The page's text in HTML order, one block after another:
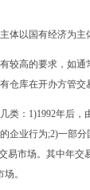
体以国有经济为主
较高的要求，如
仓库在开办方管交
类：1)1992年后
企业行为;2)一部
易市场。其中年
。